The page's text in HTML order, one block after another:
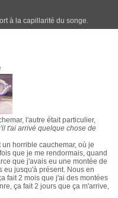
à la capillarité du songe.
l'autre était particulier,
t'ai arrivé quelque chose de
horrible cauchemar, où je
que je me rendormais, quand
que j'avais eu une montée de
eu jusqu'à présent. Nous en
fait 2 mois que j'ai des montées
ça fait 2 jours que ça m'arrive,